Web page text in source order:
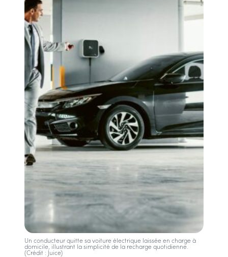
Un conducteur quitte sa voiture électrique laissée en charge à
domicile, illustrant la simplicité de la recharge quotidienne.
(Crédit : Juice)